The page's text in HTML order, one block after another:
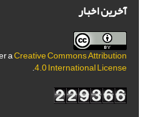
آخرین اخبار
aCreative Commons Attribution
4.0 International License
.